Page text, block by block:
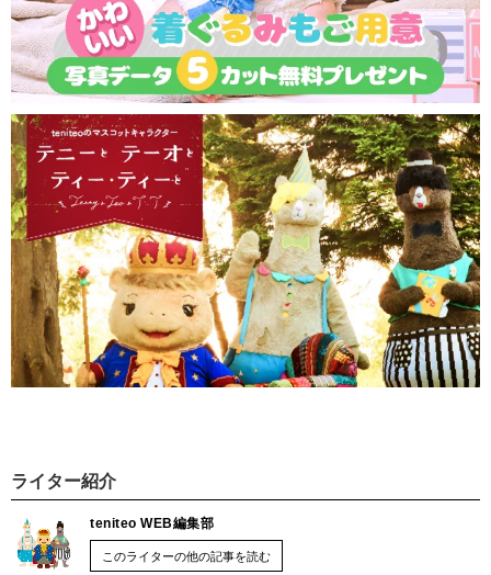
ライター紹介
teniteo WEB編集部
このライターの他の記事を読む